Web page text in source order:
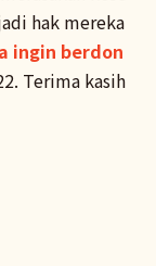
hak mereka
ingin berdon
Terima kasih